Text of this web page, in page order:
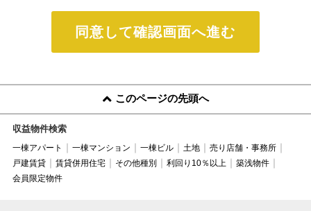
同意して確認画面へ進む
このページの先頭へ
収益物件検索
一棟アパート 一棟マンション 一棟ビル 土地
売り店舗・事務所
戸建賃貸
賃貸併用住宅 その他種別 利回り10％以上
築浅物件
会員限定物件